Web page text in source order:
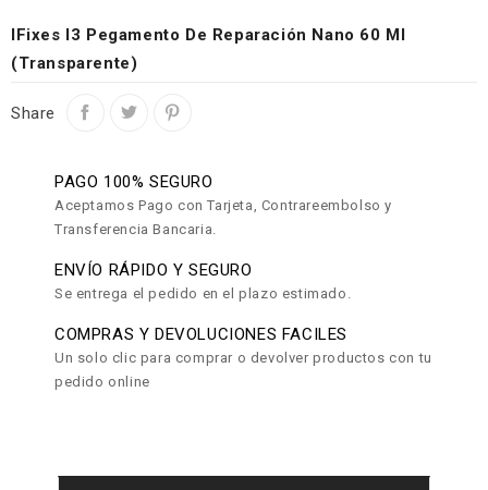
IFixes I3 Pegamento De Reparación Nano 60 Ml
(transparente)
Share
PAGO 100% SEGURO
Aceptamos Pago con Tarjeta, Contrareembolso y
Transferencia Bancaria.
ENVÍO RÁPIDO Y SEGURO
Se entrega el pedido en el plazo estimado.
COMPRAS Y DEVOLUCIONES FACILES
Un solo clic para comprar o devolver productos con tu
pedido online